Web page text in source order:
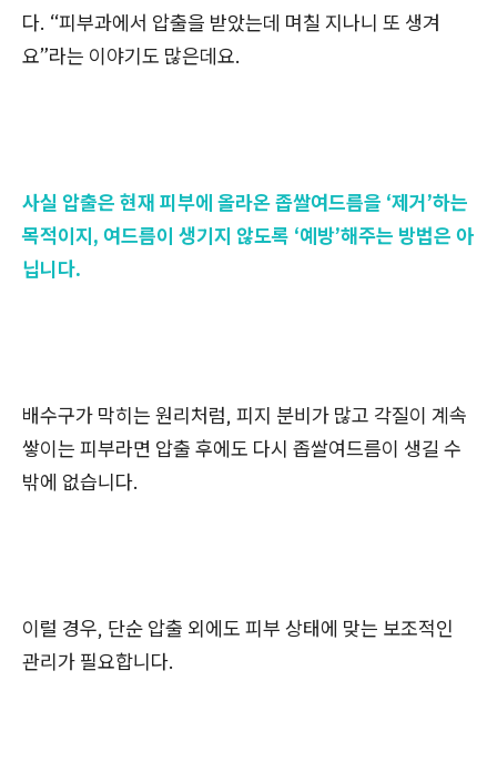
다. “피부과에서 압출을 받았는데 며칠 지나니 또 생겨
요”라는 이야기도 많은데요.
사실 압출은 현재 피부에 올라온 좁쌀여드름을 ‘제거’하는
목적이지, 여드름이 생기지 않도록 ‘예방’해주는 방법은 아
닙니다.
배수구가 막히는 원리처럼, 피지 분비가 많고 각질이 계속
쌓이는 피부라면 압출 후에도 다시 좁쌀여드름이 생길 수
밖에 없습니다.
이럴 경우, 단순 압출 외에도 피부 상태에 맞는 보조적인
관리가 필요합니다.